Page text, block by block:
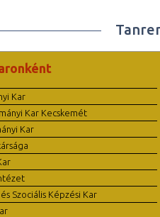
Kar
Kar Kecskemét
Kar
Szociális Képzési Kar